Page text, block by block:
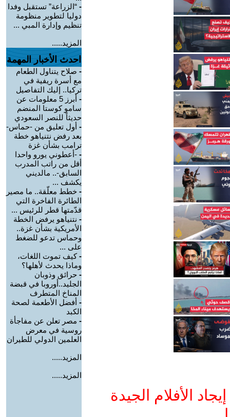
الأفلام الجيدة
- “الزراعة” تستقبل وفدا
دوليا لتطوير منظومة
تنظيم وإدارة المبي ...
المزيد.....
احدث الأخبار المهمة
- صلاح يتناول الطعام
مع أسرة ريفية في
تركيا.. إليك التفاصيل
-
أبرز 5 معلومات عن
سامو كوستا المنضم
حديثاً للنصر السعودي
- أول تعليق من -حماس-
بعد رفض نتنياهو خطة
ترامب بشأن غزة
- -أعطوني يورو واحدا
أقل من راتب المدرب
السابق-.. مالديني
يكشف ...
- خطط معلّقة.. ما مصير
الطائرة الفاخرة التي
قدّمتها قطر للرئيس ...
- نتنياهو يرفض الخطة
الأمريكية بشأن غزة..
وحماس تدعو للضغط
على ...
-كيف تموت اللغات،
وماذا يحدث لأهلها؟
- حرائق وذوبان
الجليد..أوروبا في قبضة
المناخ المتطرف
- أفضل الأطعمة لصحة
الكبد
- مصر تعلن عن مفاجأة
روسية في معرض
العلمين الدولي للطيران
المزيد.....
المزيد.....